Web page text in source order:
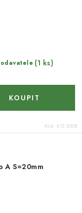
(1 ks)
Kód: 615.500B
A S=20mm